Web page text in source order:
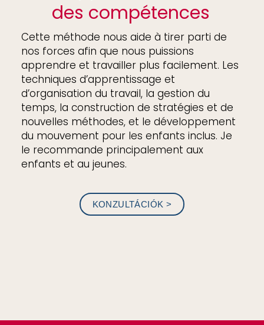
des compétences
Cette méthode nous aide à tirer parti de
nos forces afin que nous puissions
apprendre et travailler plus facilement. Les
techniques d’apprentissage et
d’organisation du travail, la gestion du
temps, la construction de stratégies et de
nouvelles méthodes, et le développement
du mouvement pour les enfants inclus. Je
le recommande principalement aux
enfants et au jeunes.
KONZULTÁCIÓK >